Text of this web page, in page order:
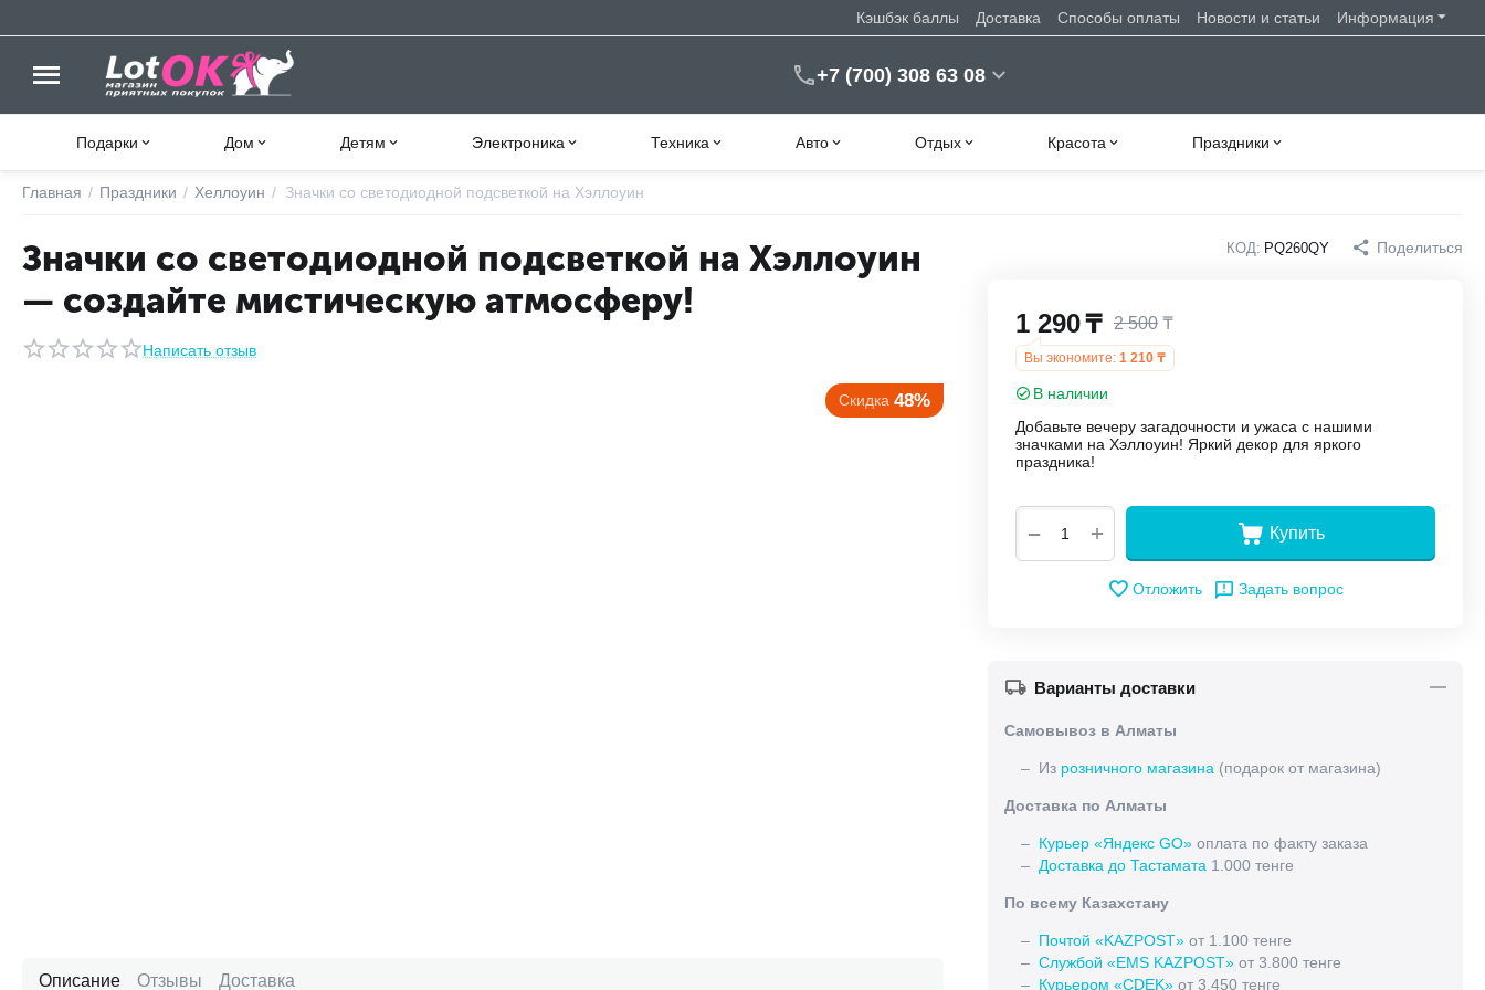
Кэшбэк баллы Доставка Способы оплаты Новости и статьи Информация
+7 (700) 308 63 08
Подарки Дом Детям Электроника Техника Авто Отдых Красота Праздники
Главная / Праздники / Хеллоуин / Значки со светодиодной подсветкой на Хэллоуин
Значки со светодиодной подсветкой на Хэллоуин
— создайте мистическую атмосферу!
Написать отзыв
КОД: PQ260QY Поделиться
1 290₸ 2 500 ₸
Вы экономите: 1 210 ₸
В наличии
Добавьте вечеру загадочности и ужаса с нашими
значками на Хэллоуин! Яркий декор для яркого
праздника!
+
− Купить
Отложить Задать вопрос
Варианты доставки
Самовывоз в Алматы
– Из розничного магазина (подарок от магазина)
Доставка по Алматы
– Курьер «Яндекс GO» оплата по факту заказа
– Доставка до Тастамата 1.000 тенге
По всему Казахстану
– Почтой «KAZPOST» от 1.100 тенге
– Службой «EMS KAZPOST» от 3.800 тенге
– Курьером «CDEK» от 3.450 тенге
Описание Отзывы Доставка